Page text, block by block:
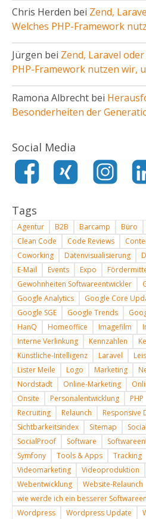
Chris Herden bei Zend,
Welches PHP-Framework
Jürgen bei Zend, Laravel
PHP-Framework nutzen wir,
Ramona Albrecht bei
Besonderheiten der
Social Media
Tags
Agentur B2B Barcamp Büro
Clean Code
Code Reviews
Coworking
Datenvisualisierung
E-Mail
Events Expo
Gewohnheiten Softwareentwickler
Google Analytics
Google Core
Google SGE
Google Trends
HanQ
Homeoffice Imagefilm
Interne Verlinkung
Kennzahlen
Künstliche-Intelligenz
Laravel
Lister Meile
Logo Marketing
Nordstadt
Online-Marketing
Onsite
Personalentwicklung PHP
Recruiting
Relaunch Responsive
Sichtbarkeitsindex
Sitemap
SocialProof
Software
Symfony
Tools & Apps Tracking
Videomarketing
Videoproduktion
Webentwicklung
Website-Relaunch
wie werde ich ein besserer
Wordpress
Wordpress Update